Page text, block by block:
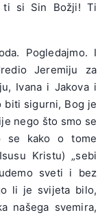
ti si Sin Božji! Ti
Pogledajmo. I
Jeremiju za
Ivana i Jakova i
biti sigurni, Bog je
nego što smo se
se kako o tome
Kristu) „sebi
sveti i bez
li je svijeta bilo,
našega svemira,